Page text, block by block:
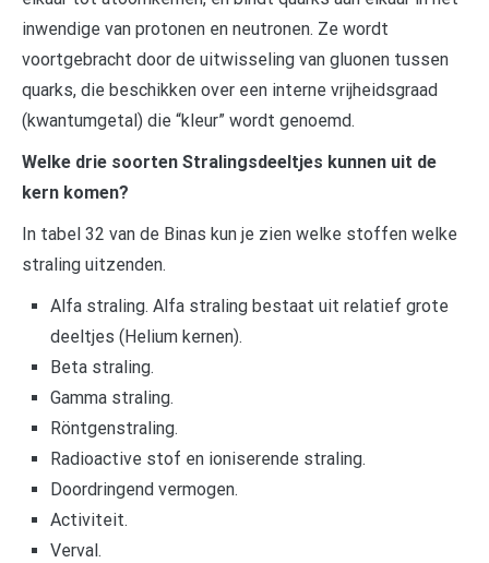
inwendige van protonen en neutronen. Ze wordt
voortgebracht door de uitwisseling van gluonen tussen
quarks, die beschikken over een interne vrijheidsgraad
(kwantumgetal) die “kleur” wordt genoemd.
Welke drie soorten Stralingsdeeltjes kunnen uit de
kern komen?
In tabel 32 van de Binas kun je zien welke stoffen welke
straling uitzenden.
Alfa straling. Alfa straling bestaat uit relatief grote
deeltjes (Helium kernen).
Beta straling.
Gamma straling.
Röntgenstraling.
Radioactive stof en ioniserende straling.
Doordringend vermogen.
Activiteit.
Verval.